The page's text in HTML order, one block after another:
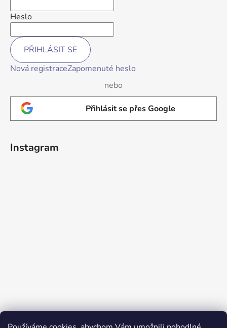
Heslo
PŘIHLÁSIT SE
Nová registraceZapomenuté heslo
nebo
Přihlásit se přes Google
Instagram